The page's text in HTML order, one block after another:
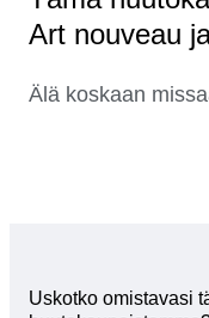
Art nouveau
Älä koskaan
Uskotko omistavasi